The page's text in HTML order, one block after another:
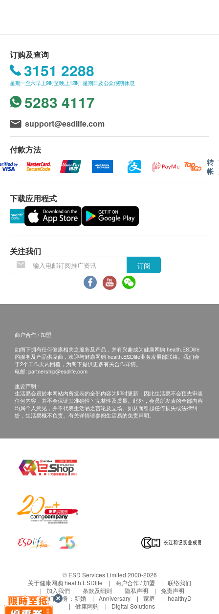
费。
我们将于确定订单后3-5个工作天内安排发货。
不排除运送时间会因节日而有所影响。 当八号烈
风讯号悬挂或黑色暴雨警告生效时，送货服务时间
将会延迟。
所有订单须视乎相关货品的供应情况再作最后确
认。 倘若健康网购health.ESDlife未能提供任何订
单上的货品，健康网购health.ESDlife有权拒绝接
受该订单，并且会于送货前透过电话或电邮通知顾
客再作安排。
退换条款 ：
当顾客收取已订购之货品时，有责任检查货品是否
有损毁情况，一经确认签收，恕不接受退换。
列室更换。 如退换之产品有任何残缺或曾经使用
或损毁，供应商有权不受理。
如有其他损坏或遗漏查询，顾客必须保留有效收据
正本，并于送货后3个工作天内按下列方式联络
订购及查询
3151 2288
星期一至六早上9时至晚上12时; 星期日及公众假期休息
5283 4117
support@esdlife.com
付款方法
转
帐
下载应用程式
关注我们
订阅
商户合作 / 加盟
如阁下拥有任何健康相关之服务及产品，并有兴趣成为健康网购 health.ESDlife
的服务及产品供应商，欢迎与健康网购 health.ESDlife业务发展部联络。我们会
于2个工作天内回覆，为阁下提供更多有关合作详情。
电邮: partnership@esdlife.com
重要声明：
生活易会员於本网站内所发表的全部内容为即时更新，因此生活易不会预先审查
任何内容，并不会保证其准确性丶完整性及质量。此外，会员所发表的全部内容
均属个人意见，并不代表生活易之言论及立场。如从而引起任何损失或法律纠
纷，生活易概不负责。有关详情请参阅生活易的免责声明。
© ESD Services Limited 2000-2026
关于健康网购 health.ESDlife
商户合作 / 加盟
联络我们
加入我們
条款及细则 隐私声明
免责声明
生活易旗下业务： 新婚 Anniversary 家庭
healthyD
健康网购
Digital Solutions